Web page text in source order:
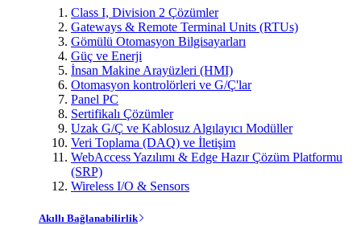
Class I, Division 2 Çözümler
Gateways & Remote Terminal Units (RTUs)
Gömülü Otomasyon Bilgisayarları
Güç ve Enerji
İnsan Makine Arayüzleri (HMI)
Otomasyon kontrolörleri ve G/Ç'lar
Panel PC
Sertifikalı Çözümler
Uzak G/Ç ve Kablosuz Algılayıcı Modüller
Veri Toplama (DAQ) ve İletişim
WebAccess Yazılımı & Edge Hazır Çözüm Platformu
(SRP)
Wireless I/O & Sensors
Akıllı Bağlanabilirlik